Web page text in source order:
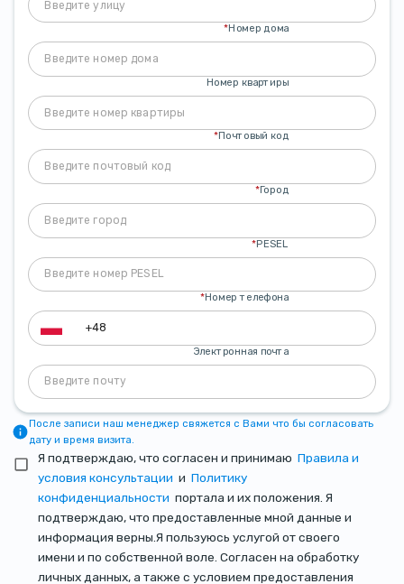
Номер дома
*
Номер квартиры
Почтовый код
*
Город
*
PESEL
*
Номер телефона
*
Электронная почта
После записи наш менеджер свяжется с Вами что бы согласовать
дату и время визита.
Я подтверждаю, что согласен и принимаю Правила и
условия консультации и Политику
конфиденциальности портала и их положения. Я
подтверждаю, что предоставленные мной данные и
информация верны.Я пользуюсь услугой от своего
имени и по собственной воле. Согласен на обработку
личных данных, а также с условием предоставления